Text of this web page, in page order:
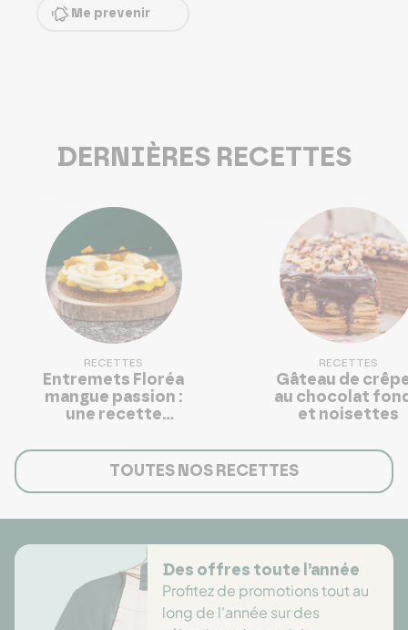
Me prevenir
DERNIÈRES RECETTES
RECETTES
Entremets Floréa
mangue passion :
une recette
gourmande
RECETTES
Gâteau de
au chocolat
et noisettes
TOUTES NOS RECETTES
Des offres toute l’année
Profitez de promotions tout au
long de l'année sur des